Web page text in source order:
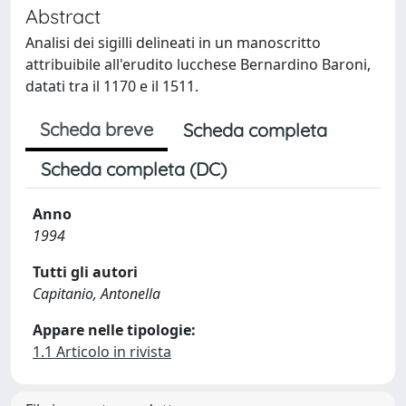
Abstract
Analisi dei sigilli delineati in un manoscritto
attribuibile all'erudito lucchese Bernardino Baroni,
datati tra il 1170 e il 1511.
Scheda breve
Scheda completa
Scheda completa (DC)
Anno
1994
Tutti gli autori
Capitanio, Antonella
Appare nelle tipologie:
1.1 Articolo in rivista